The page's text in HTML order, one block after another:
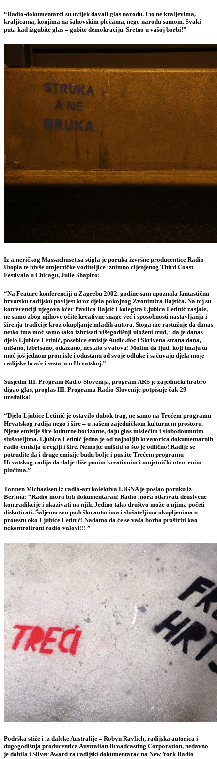
“Radio-dokumentarci su uvijek davali glas narodu. I to ne kraljevima,
kraljicama, konjima na šahovskim pločama, nego narodu samom. Svaki
puta kad izgubite glas – gubite demokraciju. Sretno u vašoj borbi!”
Iz američkog Massachusettsa stigla je poruka izvršne producentice Radio-
Utopia te bivše umjetničke voditeljice iznimno cijenjenog Third Coast
Festivala u Chicagu, Julie Shapiro:
“Na Feature konferenciji u Zagrebu 2002. godine sam upoznala fantastičnu
hrvatsku radijsku povijest kroz djela pokojnog Zvonimira Bajsića. Na toj su
konferenciji njegova kćer Pavlica Bajsić i kolegica Ljubica Letinić zasjale,
ne samo zbog njihove očite kreativne snage već i sposobnosti nastavljanja i
širenja tradicije kroz okupljanje mladih autora. Stoga me rastužuje da danas
netko ima moć samo tako izbrisati višegodišnji uloženi trud, i da je danas
djelo Ljubice Letinić, posebice emisije Audio.doc i Skrivena strana dana,
utišano, izbrisano, otkazano, nestalo s valova! Molim da ljudi koji imaju tu
moć još jednom promisle i odustanu od svoje odluke i sačuvaju djela moje
radijske braće i sestara u Hrvatskoj.”
Susjedni III. Program Radio-Slovenija, program ARS je zajednički hrabro
digao glas, proglas III. Programa Radio-Slovenije potpisuje čak 29
urednika!
“Djelo Ljubice Letinić je ostavilo dubok trag, ne samo na Trećem programu
Hrvatskog radija nego i šire – u našem zajedničkom kulturnom prostoru.
Njene emisije šire kulturne horizonte, daju glas mislećim i slobodoumnim
slušateljima. Ljubica Letinić jedna je od najboljih kreatorica dokumentarnih
radio-emisija u regiji i šire. Nemojte uništiti to što je odlično! Radije se
potrudite da i druge emisije budu bolje i pustite Trećem programu
Hrvatskog radija da dalje diše punim kreativnim i umjetnički otvorenim
plućima.”
Torsten Michaelsen iz radio-art kolektiva LIGNAje poslao poruku iz
Berlina: “Radio mora biti dokumentaran! Radio mora otkrivati društvene
kontradikcije i ukazivati na njih. Jedino tako društvo može o njima početi
diskutirati. Šaljemo svu podršku autorima i slušateljima okupljenima u
protestu oko Ljubice Letinić! Nadamo da će se vaša borba proširiti kao
nekontrolirani radio-valovi!!! ”
Podrška stiže i iz daleke Australije – Robyn Ravlich, radijska autorica i
dugogodišnja producentica Australian Broadcasting Corporation, nedavno
je dobila i Silver Award za radijski dokumentarac na New York Radio